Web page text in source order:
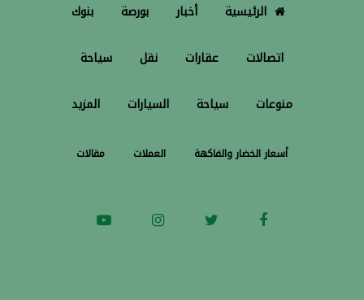
الرئيسية أخبار بورصة بنوك
اتصالات عقارات نقل سياحة
منوعات سياحة السيارات المزيد
أسعار الخضار والفاكهة العملات مقالات